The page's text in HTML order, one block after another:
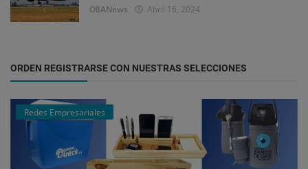
OlIANews Abril 16, 2024
ORDEN REGISTRARSE CON NUESTRAS SELECCIONES
Redes Empresariales